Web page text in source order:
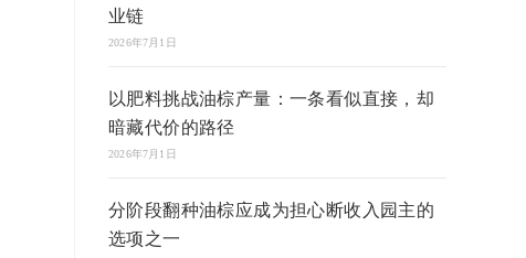
业链
2026年7月1日
以肥料挑战油棕产量：一条看似直接，却
暗藏代价的路径
2026年7月1日
分阶段翻种油棕应成为担心断收入园主的
选项之一